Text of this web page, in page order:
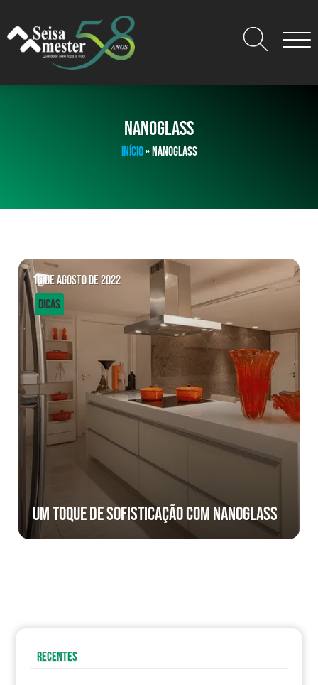
NANOGLASS
INÍCIO» NANOGLASS
16 de agosto de 2022
Dicas
Um toque de sofisticação com nanoglass
RECENTES